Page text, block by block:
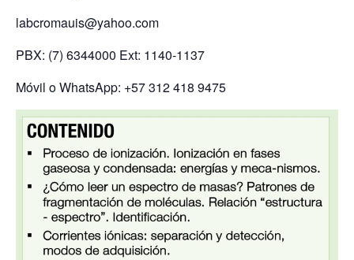
labcromauis@yahoo.com
PBX: (7) 6344000 Ext: 1140-1137
Móvil o WhatsApp: +57 312 418 9475